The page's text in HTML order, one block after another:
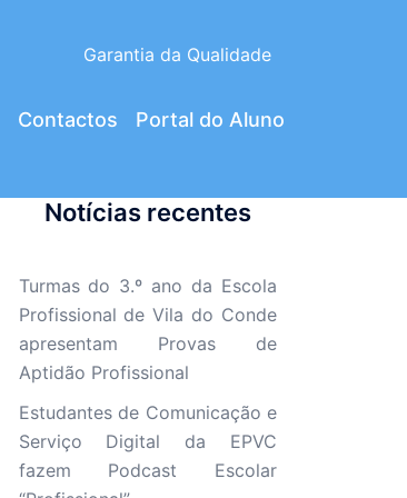
Garantia da Qualidade
Contactos Portal do Aluno
Notícias recentes
Turmas do 3.º ano da Escola
Profissional de Vila do Conde
apresentam Provas de
Aptidão Profissional
Estudantes de Comunicação e
Serviço Digital da EPVC
fazem Podcast Escolar